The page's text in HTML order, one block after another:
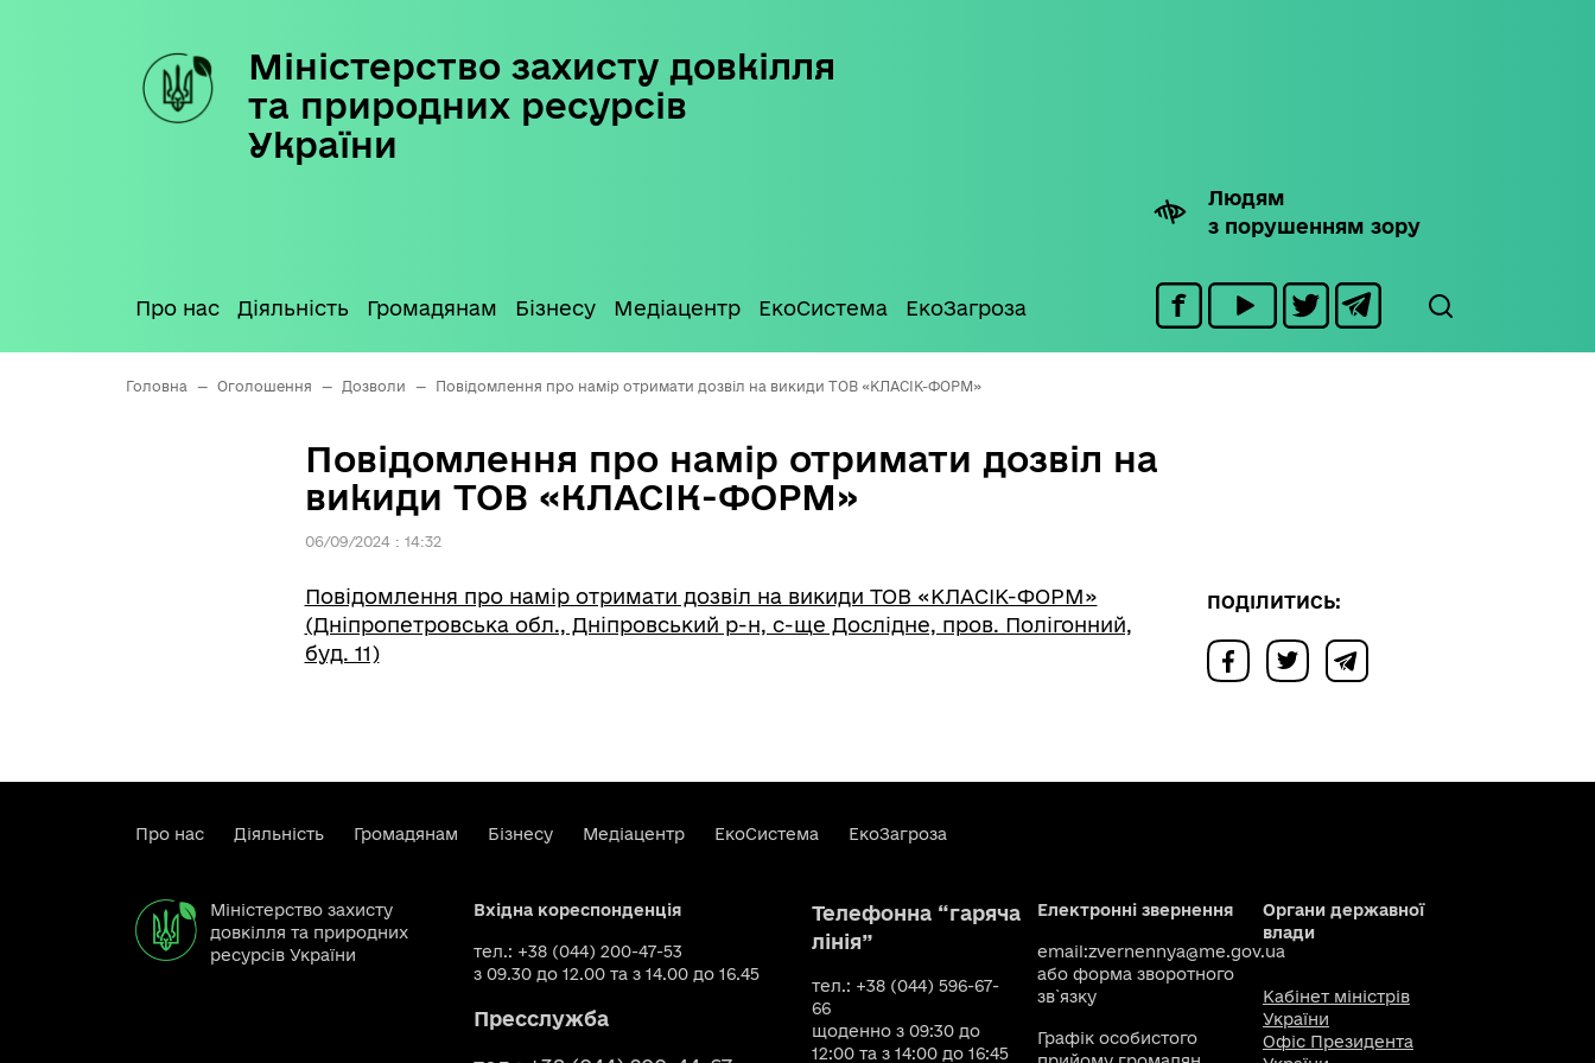
Міністерство захисту довкілля
та природних ресурсів
України
Людям
з порушенням зору
Про нас Діяльність Громадянам Бізнесу Медіацентр ЕкоСистема ЕкоЗагроза
Головна — Оголошення — Дозволи — Повідомлення про намір отримати дозвіл на викиди ТОВ «КЛАСІК-ФОРМ»
Повідомлення про намір отримати дозвіл на
викиди ТОВ «КЛАСІК-ФОРМ»
06/09/2024 : 14:32
Повідомлення про намір отримати дозвіл на викиди ТОВ «КЛАСІК-ФОРМ»
(Дніпропетровська обл., Дніпровський р-н, с-ще Дослідне, пров. Полігонний,
буд. 11)
ПОДІЛИТИСЬ:
Про нас Діяльність Громадянам Бізнесу Медіацентр ЕкоСистема ЕкоЗагроза
Міністерство захисту
довкілля та природних
ресурсів України
Вхідна кореспонденція
тел.: +38 (044) 200-47-53
з 09.30 до 12.00 та з 14.00 до 16.45
Пресслужба
Телефонна “гаряча
лінія”
тел.: +38 (044) 596-67-
66
щоденно з 09:30 до
12:00 та з 14:00 до 16:45
Електронні звернення
email:zvernennya@me.gov.ua
або форма зворотного
зв`язку
Графік особистого
Органи державної
влади
Кабінет міністрів
України
Офіс Президента